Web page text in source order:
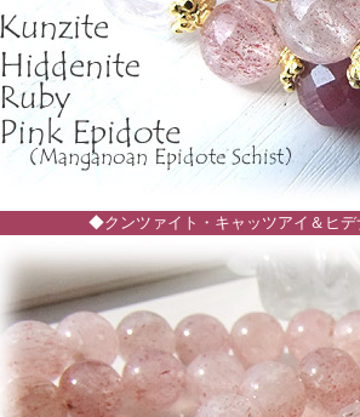
◆クンツァイト・キャッツアイ＆ヒ